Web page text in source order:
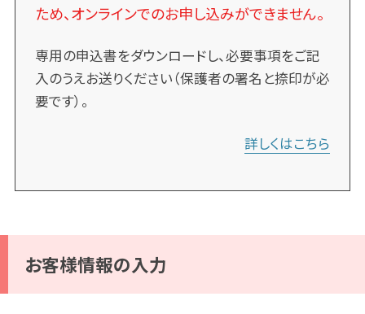
ため、オンラインでのお申し込みができません。
専用の申込書をダウンロードし、必要事項をご記
入のうえお送りください（保護者の署名と捺印が必
要です）。
詳しくはこちら
お客様情報の入力